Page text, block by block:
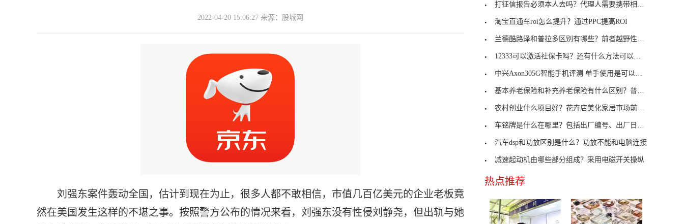
2022-04-20 15:06:27 来源：股城网
刘强东案件轰动全国，估计到现在为止，很多人都不敢相信，市值几百亿美元的企业老板竟
然在美国发生这样的不堪之事。按照警方公布的情况来看，刘强东没有性侵刘静尧，但出轨与她
打征信报告必须本人去吗？代理人需要携带相关资料
淘宝直通车roi怎么提升？通过PPC提高ROI
兰德酷路泽和普拉多区别有哪些？前者越野性更加强大
12333可以激活社保卡吗？还有什么方法可以激活社保
中兴Axon305G智能手机评测 单手使用是可以管理的
基本养老保险和补充养老保险有什么区别？普及程度不
农村创业什么项目好？花卉店美化家居市场前景广阔
车铭牌是什么在哪里？包括出厂编号、出厂日期及厂名
汽车dsp和功放区别是什么？功放不能和电脑连接
减速起动机由哪些部分组成？采用电磁开关操纵
热点推荐